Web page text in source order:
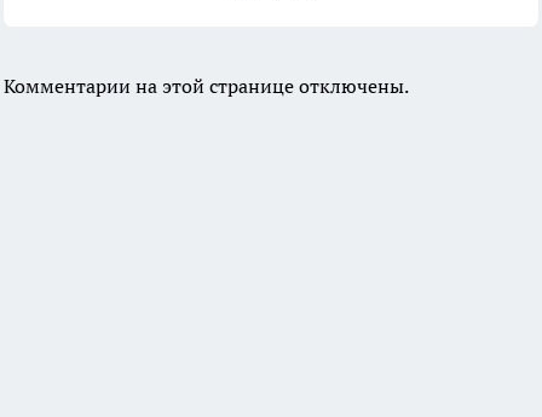
Комментарии на этой странице отключены.